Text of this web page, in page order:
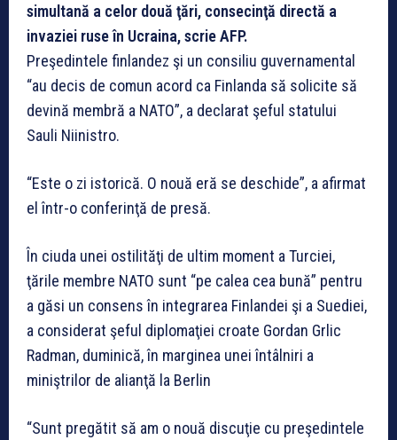
simultană a celor două ţări, consecinţă directă a
invaziei ruse în Ucraina, scrie AFP.
Preşedintele finlandez şi un consiliu guvernamental
“au decis de comun acord ca Finlanda să solicite să
devină membră a NATO”, a declarat şeful statului
Sauli Niinistro.
“Este o zi istorică. O nouă eră se deschide”, a afirmat
el într-o conferinţă de presă.
În ciuda unei ostilităţi de ultim moment a Turciei,
ţările membre NATO sunt “pe calea cea bună” pentru
a găsi un consens în integrarea Finlandei şi a Suediei,
a considerat şeful diplomaţiei croate Gordan Grlic
Radman, duminică, în marginea unei întâlniri a
miniştrilor de alianţă la Berlin
“Sunt pregătit să am o nouă discuţie cu preşedintele